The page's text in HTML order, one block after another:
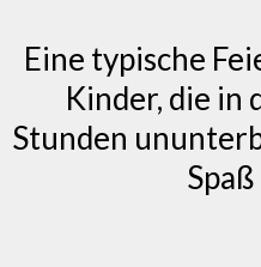
Eine typische
Kinder, die in
Stunden